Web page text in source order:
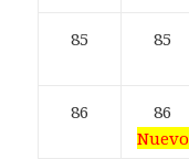
85 85
86
86
Nuevo